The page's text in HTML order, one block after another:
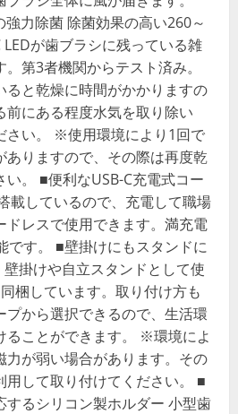
強力除菌 除菌効果の高い260～
が歯ブラシに残っている雑
第3者機関からテスト済み。
と乾燥に時間がかかりますの
前にある程度水気を取り除い
さい。 ※使用環境により1回で
ありますので、その際は再度乾
。 ■便利なUSB-C充電式コー
載しているので、充電して職場
ドレスで使用できます。満充電
です。 ■壁掛けにもスタンドに
掛けや自立スタンドとして使
梱しています。取り付け方も
プから選択できるので、生活環
ることができます。 ※環境によ
力が弱い場合があります。その
用して取り付けてください。 ■
するシリコン製ホルダー 小型歯